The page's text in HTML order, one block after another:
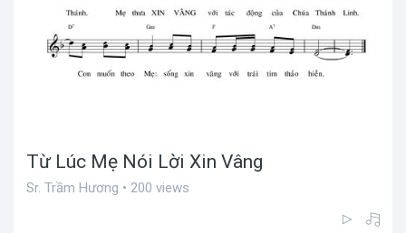
Từ Lúc Mẹ Nói Lời Xin Vâng
Sr. Trầm Hương • 200 views